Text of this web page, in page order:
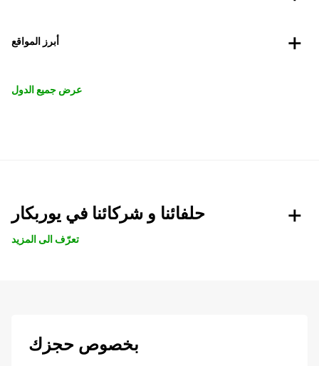
أبرز المواقع
عرض جميع الدول
حلفائنا و شركائنا في يوربكار
تعرّف الى المزيد
بخصوص حجزك